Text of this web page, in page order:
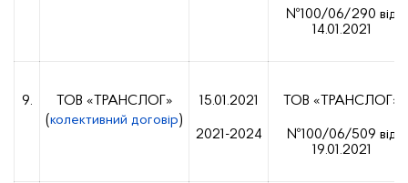
№100/06/290 від
14.01.2021
9.
ТОВ «ТРАНСЛОГ»
(колективний договір)
15.01.2021
2021-2024
ТОВ «ТРАНСЛОГ»
№100/06/509 від
19.01.2021